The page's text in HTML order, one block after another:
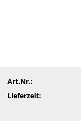
Art.Nr.:
Lieferzeit: